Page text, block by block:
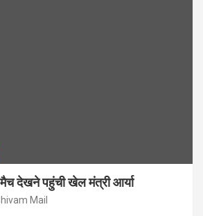
देखने पहुंची खेल मंत्री आर्या
Mail